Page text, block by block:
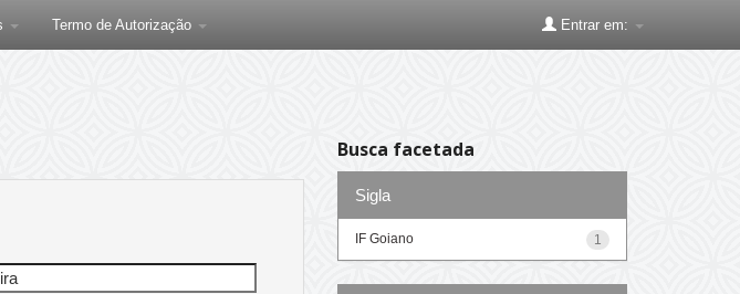
Termo de Autorização Entrar em:
Busca facetada
Sigla
1
IF Goiano